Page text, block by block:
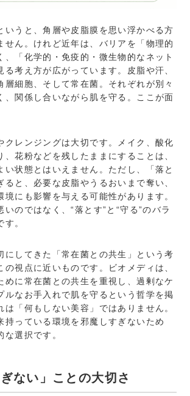
いうと、角層や皮脂膜を思い浮かべる方
せん。けれど近年は、バリアを「物理的
、「化学的・免疫的・微生物的なネット
る考え方が広がっています。皮脂や汗、
層細胞、そして常在菌。それぞれが別々
、関係し合いながら肌を守る。ここが面
クレンジングは大切です。メイク、酸化
、花粉などを残したままにすることは、
い状態とはいえません。ただし、「落と
ると、必要な皮脂やうるおいまで奪い、
境にも影響を与える可能性があります。
いのではなく、“落とす”と“守る”のバラ
。
にしてきた「常在菌との共生」という考
の視点に近いものです。ビオメディは、
めに常在菌との共生を重視し、過剰なケ
ルなお手入れで肌を守るという哲学を掲
は「何もしない美容」ではありません。
持っている環境を邪魔しすぎないため
選択です。
ぎない」ことの大切さ